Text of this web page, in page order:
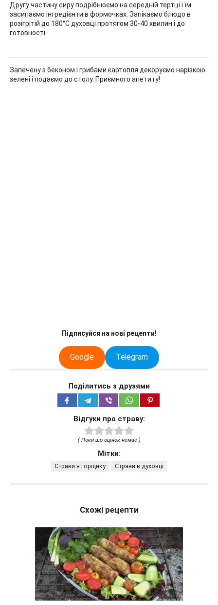
Другу частину сиру подрібнюємо на середній тертці і їм
засипаємо інгредієнти в формочках. Запікаємо блюдо в
розігрітій до 180°С духовці протягом 30-40 хвилин і до
готовності.
Запечену з беконом і грибами картопля декоруємо нарізкою
зелені і подаємо до столу. Приємного апетиту!
Підписуйся на нові рецепти!
Google Telegram
Поділитись з друзями
Відгуки про страву:
( Поки що оцінок немає )
Мітки:
Страви в горщику Страви в духовці
Схожі рецепти